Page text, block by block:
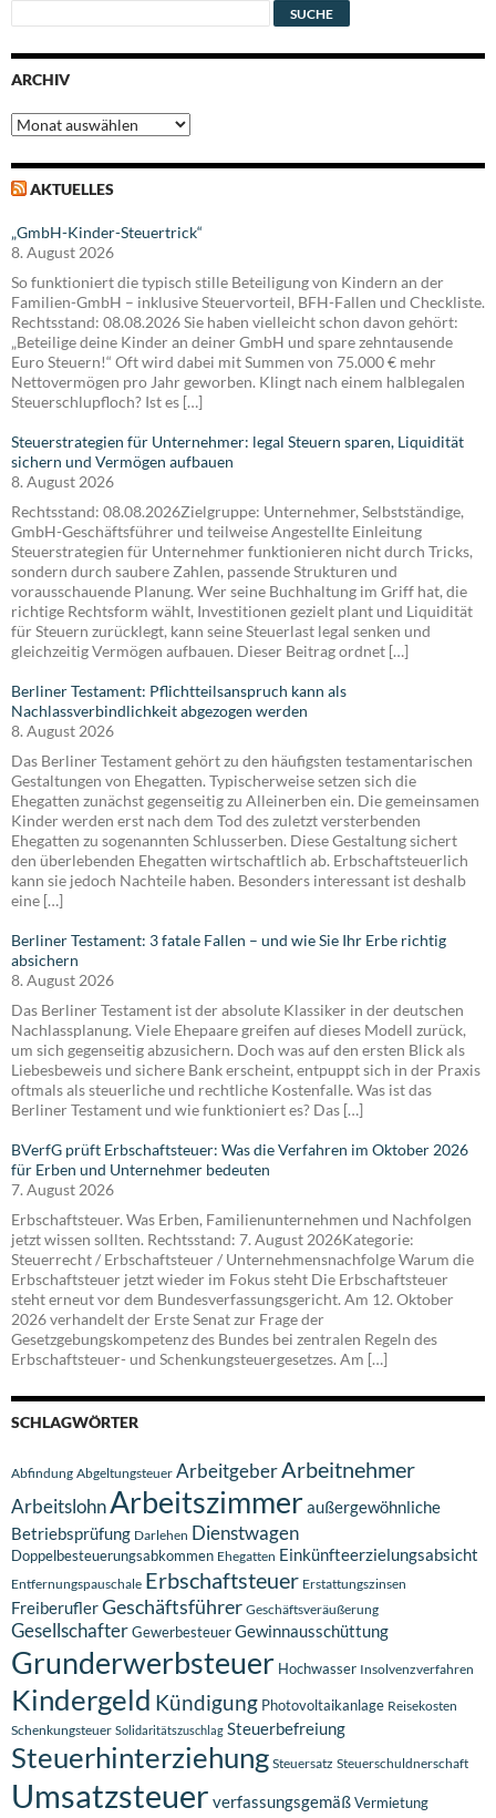
ARCHIV
Archiv
AKTUELLES
„GmbH-Kinder-Steuertrick“
8. August 2026
So funktioniert die typisch stille Beteiligung von Kindern an der
Familien-GmbH – inklusive Steuervorteil, BFH-Fallen und Checkliste.
Rechtsstand: 08.08.2026 Sie haben vielleicht schon davon gehört:
„Beteilige deine Kinder an deiner GmbH und spare zehntausende
Euro Steuern!“ Oft wird dabei mit Summen von 75.000 € mehr
Nettovermögen pro Jahr geworben. Klingt nach einem halblegalen
Steuerschlupfloch? Ist es […]
Steuerstrategien für Unternehmer: legal Steuern sparen, Liquidität
sichern und Vermögen aufbauen
8. August 2026
Rechtsstand: 08.08.2026Zielgruppe: Unternehmer, Selbstständige,
GmbH-Geschäftsführer und teilweise Angestellte Einleitung
Steuerstrategien für Unternehmer funktionieren nicht durch Tricks,
sondern durch saubere Zahlen, passende Strukturen und
vorausschauende Planung. Wer seine Buchhaltung im Griff hat, die
richtige Rechtsform wählt, Investitionen gezielt plant und Liquidität
für Steuern zurücklegt, kann seine Steuerlast legal senken und
gleichzeitig Vermögen aufbauen. Dieser Beitrag ordnet […]
Berliner Testament: Pflichtteilsanspruch kann als
Nachlassverbindlichkeit abgezogen werden
8. August 2026
Das Berliner Testament gehört zu den häufigsten testamentarischen
Gestaltungen von Ehegatten. Typischerweise setzen sich die
Ehegatten zunächst gegenseitig zu Alleinerben ein. Die gemeinsamen
Kinder werden erst nach dem Tod des zuletzt versterbenden
Ehegatten zu sogenannten Schlusserben. Diese Gestaltung sichert
den überlebenden Ehegatten wirtschaftlich ab. Erbschaftsteuerlich
kann sie jedoch Nachteile haben. Besonders interessant ist deshalb
eine […]
Berliner Testament: 3 fatale Fallen – und wie Sie Ihr Erbe richtig
absichern
8. August 2026
Das Berliner Testament ist der absolute Klassiker in der deutschen
Nachlassplanung. Viele Ehepaare greifen auf dieses Modell zurück,
um sich gegenseitig abzusichern. Doch was auf den ersten Blick als
Liebesbeweis und sichere Bank erscheint, entpuppt sich in der Praxis
oftmals als steuerliche und rechtliche Kostenfalle. Was ist das
Berliner Testament und wie funktioniert es? Das […]
BVerfG prüft Erbschaftsteuer: Was die Verfahren im Oktober 2026
für Erben und Unternehmer bedeuten
7. August 2026
Erbschaftsteuer. Was Erben, Familienunternehmen und Nachfolgen
jetzt wissen sollten. Rechtsstand: 7. August 2026Kategorie:
Steuerrecht / Erbschaftsteuer / Unternehmensnachfolge Warum die
Erbschaftsteuer jetzt wieder im Fokus steht Die Erbschaftsteuer
steht erneut vor dem Bundesverfassungsgericht. Am 12. Oktober
2026 verhandelt der Erste Senat zur Frage der
Gesetzgebungskompetenz des Bundes bei zentralen Regeln des
Erbschaftsteuer- und Schenkungsteuergesetzes. Am […]
SCHLAGWÖRTER
Abfindung Abgeltungsteuer ArbeitgeberArbeitnehmer
ArbeitslohnArbeitszimmeraußergewöhnliche
Betriebsprüfung Darlehen Dienstwagen
Doppelbesteuerungsabkommen Ehegatten Einkünfteerzielungsabsicht
Entfernungspauschale Erbschaftsteuer Erstattungszinsen
FreiberuflerGeschäftsführer Geschäftsveräußerung
GesellschafterGewerbesteuerGewinnausschüttung
Grunderwerbsteuer Hochwasser Insolvenzverfahren
Kindergeld Kündigung Photovoltaikanlage Reisekosten
Schenkungsteuer Solidaritätszuschlag Steuerbefreiung
Steuerhinterziehung Steuersatz Steuerschuldnerschaft
Umsatzsteuer verfassungsgemäßVermietung